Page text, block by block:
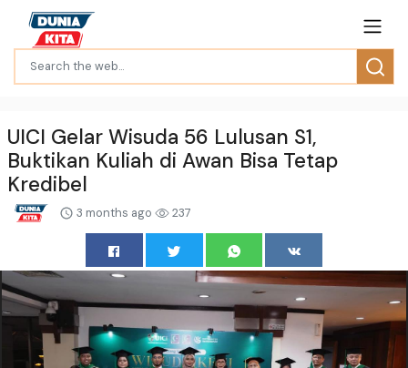
UICI Gelar Wisuda 56 Lulusan S1,
Buktikan Kuliah di Awan Bisa Tetap
Kredibel
3 months ago 237